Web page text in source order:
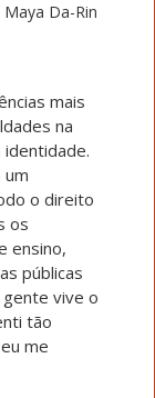
Da-Rin
mais
na
um
o direito
os
ensino,
públicas
vive o
tão
me